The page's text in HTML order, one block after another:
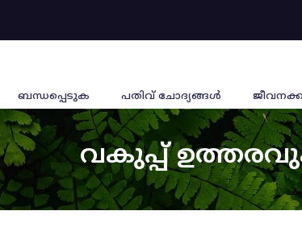
ബന്ധപ്പെടുക പതിവ് ചോദ്യങ്ങൾ
വകുപ്പ്